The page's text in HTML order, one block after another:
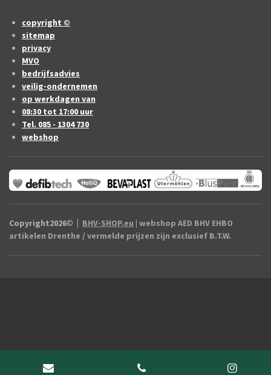
copyright ©
sitemap
privacy
MVO
bedrijfsadvies
veilig-ondernemen
op werkdagen van
08:30 tot 17:00 uur
Tel. 085 - 1304 730
webshop
Copyright2026© | BHV-SHOP.eu | webshop AED BHV EHBO
artikelen Drenthe / vermelde prijzen zijn exclusief B.T.W.